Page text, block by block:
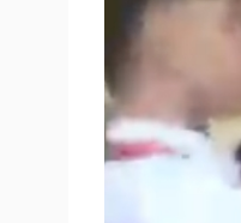
Ăn sạch sống